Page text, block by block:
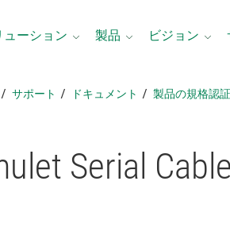
ューション 製品 ビジョン
サポート ドキュメント 製品​の​規格​認証
Serial Cable